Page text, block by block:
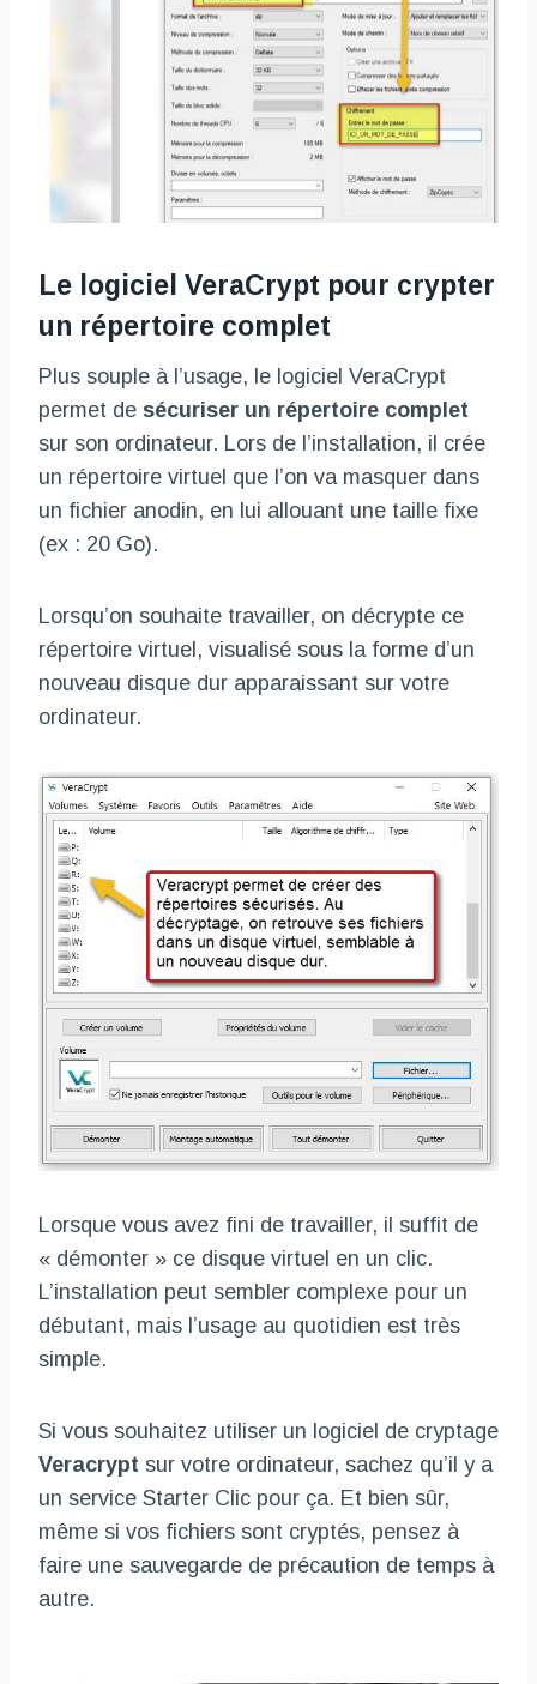
Le logiciel VeraCrypt pour crypter
un répertoire complet
Plus souple à l’usage, le logiciel VeraCrypt
permet de sécuriser un répertoire complet
sur son ordinateur. Lors de l’installation, il crée
un répertoire virtuel que l’on va masquer dans
un fichier anodin, en lui allouant une taille fixe
(ex : 20 Go).
Lorsqu’on souhaite travailler, on décrypte ce
répertoire virtuel, visualisé sous la forme d’un
nouveau disque dur apparaissant sur votre
ordinateur.
Lorsque vous avez fini de travailler, il suffit de
« démonter » ce disque virtuel en un clic.
L’installation peut sembler complexe pour un
débutant, mais l’usage au quotidien est très
simple.
Si vous souhaitez utiliser un logiciel de cryptage
Veracrypt sur votre ordinateur, sachez qu’il y a
un service Starter Clic pour ça. Et bien sûr,
même si vos fichiers sont cryptés, pensez à
faire une sauvegarde de précaution de temps à
autre.